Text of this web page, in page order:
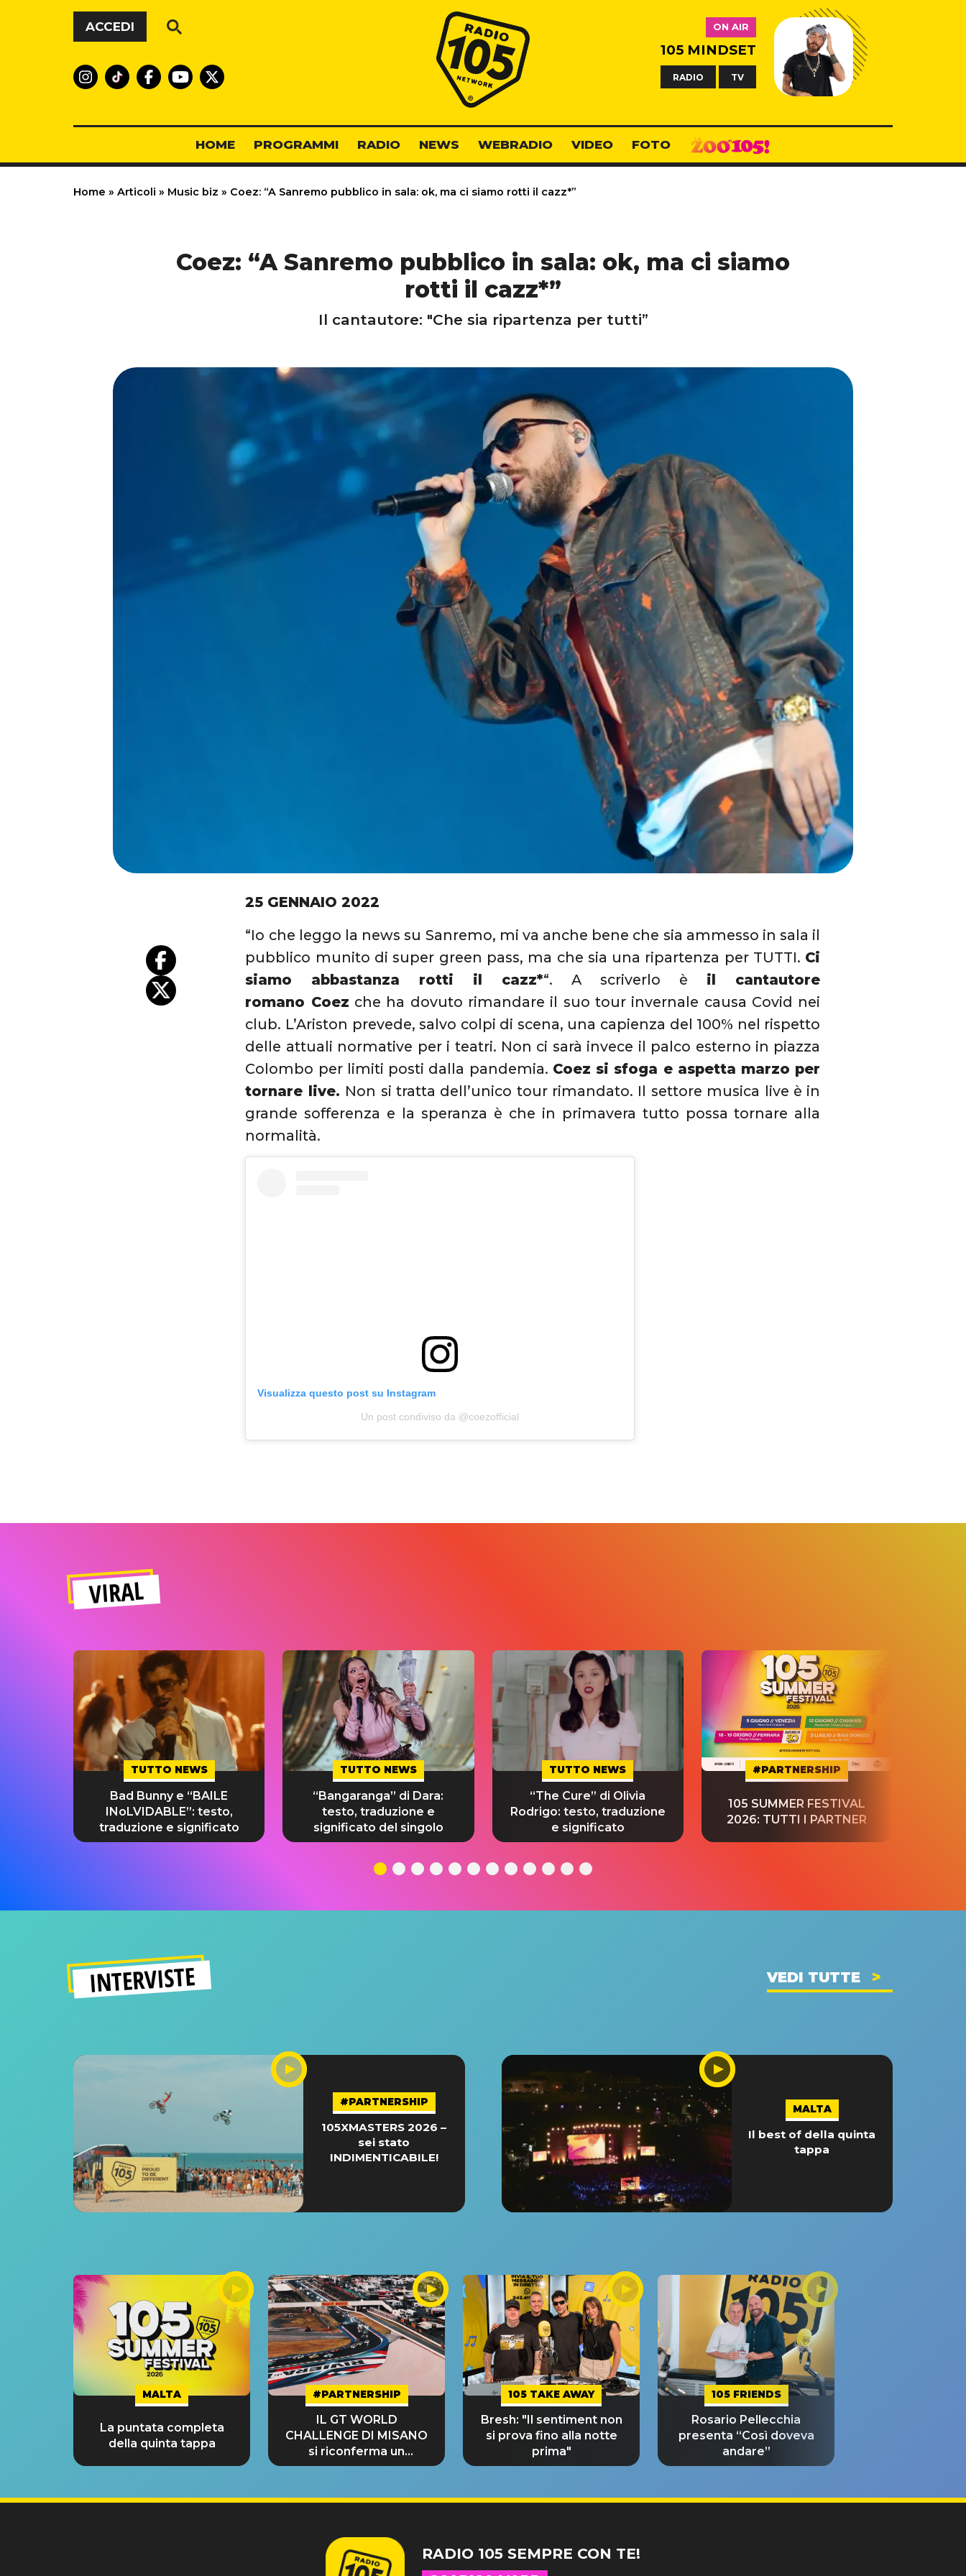
Vai al contenuto
ACCEDI
Radio 105
ON AIR
105 MINDSET
RADIO TV
HOME PROGRAMMI RADIO NEWS WEBRADIO VIDEO FOTO
Home » Articoli » Music biz » Coez: “A Sanremo pubblico in sala: ok, ma ci siamo rotti il cazz*”
Coez: “A Sanremo pubblico in sala: ok, ma ci siamo
rotti il cazz*”
Il cantautore: "Che sia ripartenza per tutti”
25 GENNAIO 2022
“Io che leggo la news su Sanremo, mi va anche bene che sia ammesso in sala il
pubblico munito di super green pass, ma che sia una ripartenza per TUTTI. Ci
siamo abbastanza rotti il cazz*“. A scriverlo è il cantautore
romano Coez che ha dovuto rimandare il suo tour invernale causa Covid nei
club. L’Ariston prevede, salvo colpi di scena, una capienza del 100% nel rispetto
delle attuali normative per i teatri. Non ci sarà invece il palco esterno in piazza
Colombo per limiti posti dalla pandemia. Coez si sfoga e aspetta marzo per
tornare live. Non si tratta dell’unico tour rimandato. Il settore musica live è in
grande sofferenza e la speranza è che in primavera tutto possa tornare alla
normalità.
Visualizza questo post su Instagram
Un post condiviso da @coezofficial
VIRAL
TUTTO NEWS
Bad Bunny e “BAILE
INoLVIDABLE”: testo,
traduzione e significato
TUTTO NEWS
“Bangaranga” di Dara:
testo, traduzione e
significato del singolo
TUTTO NEWS
“The Cure” di Olivia
Rodrigo: testo, traduzione
e significato
#PARTNERSHIP
105 SUMMER FESTIVAL
2026: TUTTI I PARTNER
INTERVISTE VEDI TUTTE
#PARTNERSHIP
105XMASTERS 2026 –
sei stato
INDIMENTICABILE!
MALTA
Il best of della quinta
tappa
MALTA
La puntata completa
della quinta tappa
#PARTNERSHIP
IL GT WORLD
CHALLENGE DI MISANO
si riconferma un
GRANDE SUCCESSO!
105 TAKE AWAY
Bresh: "Il sentiment non
si prova fino alla notte
prima"
105 FRIENDS
Rosario Pellecchia
presenta “Così doveva
andare”
RADIO 105 SEMPRE CON TE!